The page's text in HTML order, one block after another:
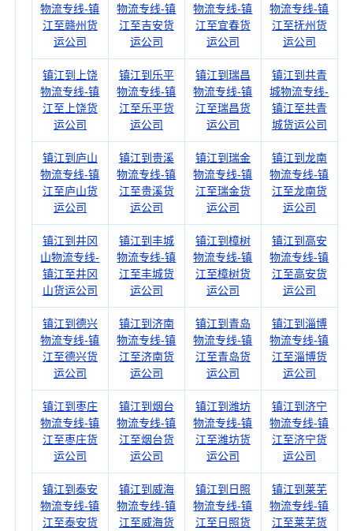
物流专线-镇
江至赣州货
运公司
物流专线-镇
江至吉安货
运公司
物流专线-镇
江至宜春货
运公司
物流专线-镇
江至抚州货
运公司
镇江到上饶
物流专线-镇
江至上饶货
运公司
镇江到乐平
物流专线-镇
江至乐平货
运公司
镇江到瑞昌
物流专线-镇
江至瑞昌货
运公司
镇江到共青
城物流专线-
镇江至共青
城货运公司
镇江到庐山
物流专线-镇
江至庐山货
运公司
镇江到贵溪
物流专线-镇
江至贵溪货
运公司
镇江到瑞金
物流专线-镇
江至瑞金货
运公司
镇江到龙南
物流专线-镇
江至龙南货
运公司
镇江到井冈
山物流专线-
镇江至井冈
山货运公司
镇江到丰城
物流专线-镇
江至丰城货
运公司
镇江到樟树
物流专线-镇
江至樟树货
运公司
镇江到高安
物流专线-镇
江至高安货
运公司
镇江到德兴
物流专线-镇
江至德兴货
运公司
镇江到济南
物流专线-镇
江至济南货
运公司
镇江到青岛
物流专线-镇
江至青岛货
运公司
镇江到淄博
物流专线-镇
江至淄博货
运公司
镇江到枣庄
物流专线-镇
江至枣庄货
运公司
镇江到烟台
物流专线-镇
江至烟台货
运公司
镇江到潍坊
物流专线-镇
江至潍坊货
运公司
镇江到济宁
物流专线-镇
江至济宁货
运公司
镇江到泰安
物流专线-镇
江至泰安货
镇江到威海
物流专线-镇
江至威海货
镇江到日照
物流专线-镇
江至日照货
镇江到莱芜
物流专线-镇
江至莱芜货